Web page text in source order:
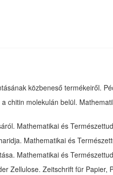
közbeneső termékeiről.
chitin molekulán belül.
Mathematikai és
Mathematikai és
Mathematikai és
Zellulose. Zeitschrift für Papier,